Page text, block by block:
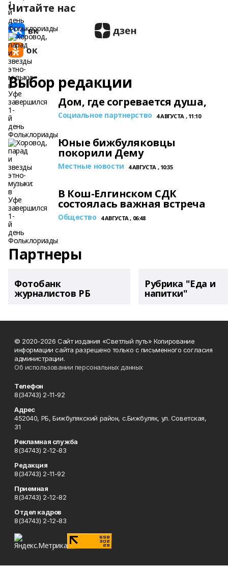
Читайте нас
Выбор редакции
Дом, где согревается душа,
Социальное партнерство 4 АВГУСТА , 11:10
Юные бижбуляковцы
покорили Дему
Местные новости 4 АВГУСТА , 10:35
В Кош-Елгинском СДК
состоялась важная встреча
Общество 4 АВГУСТА , 06:48
Партнеры
Фотобанк
журналистов РБ
Рубрика "Еда и
напитки"
© 2020-2026 Сайт издания «Светлый путь» Копирование
информации сайта разрешено только с письменного согласия
администрации.
Об использовании персональных данных
Телефон
8(34743) 2-11-92
Адрес
452040, РБ, Бижбулякский район, с.Бижбуляк, ул. Советская,
31
Рекламная служба
8(34743) 2-12-83
Редакция
8(34743) 2-11-92
Приемная
8(34743) 2-12-82
Отдел кадров
8(34743) 2-12-83